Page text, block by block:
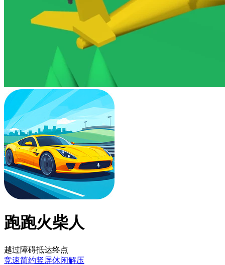
跑跑火柴人
越过障碍抵达终点
竞速简约竖屏休闲解压